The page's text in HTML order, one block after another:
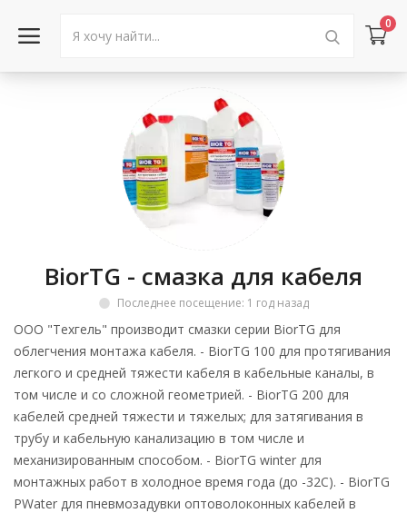
0
Каталог товаров
Статьи
Объявления
Город: Колумбус
BiorTG - смазка для кабеля
Последнее посещение: 1 год назад
ООО "Техгель" производит смазки серии BiorTG для
облегчения монтажа кабеля. - BiorTG 100 для протягивания
легкого и средней тяжести кабеля в кабельные каналы, в
том числе и со сложной геометрией. - BiorTG 200 для
кабелей средней тяжести и тяжелых; для затягивания в
трубу и кабельную канализацию в том числе и
механизированным способом. - BiorTG winter для
монтажных работ в холодное время года (до -32С). - BiorTG
PWater для пневмозадувки оптоволоконных кабелей в